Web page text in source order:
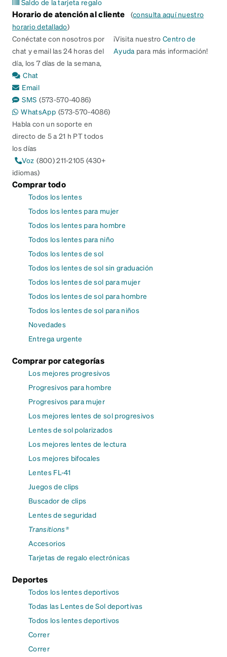
Saldo de la tarjeta regalo
Horario de atención al cliente (consulta aquí nuestro
horario detallado)
Conéctate con nosotros por
chat y email las 24 horas del
día, los 7 días de la semana,
Chat
Email
SMS (573-570-4086)
WhatsApp (573-570-4086)
Habla con un soporte en
directo de 5 a 21 h PT todos
los días
Voz (800) 211-2105 (430+
idiomas)
¡Visita nuestroCentro de
Ayuda para más información!
Comprar todo
Todos los lentes
Todos los lentes para mujer
Todos los lentes para hombre
Todos los lentes para niño
Todos los lentes de sol
Todos los lentes de sol sin graduación
Todos los lentes de sol para mujer
Todos los lentes de sol para hombre
Todos los lentes de sol para niños
Novedades
Entrega urgente
Comprar por categorías
Los mejores progresivos
Progresivos para hombre
Progresivos para mujer
Los mejores lentes de sol progresivos
Lentes de sol polarizados
Los mejores lentes de lectura
Los mejores bifocales
Lentes FL-41
Juegos de clips
Buscador de clips
Lentes de seguridad
Transitions®
Accesorios
Tarjetas de regalo electrónicas
Deportes
Todos los lentes deportivos
Todas las Lentes de Sol deportivas
Todos los lentes deportivos
Correr
Correr